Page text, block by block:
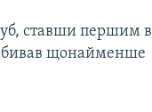
ставши першим в
щонайменше